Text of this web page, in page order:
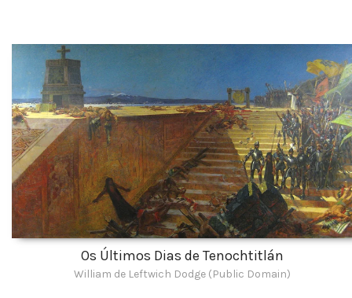
Os Últimos Dias de Tenochtitlán
William de Leftwich Dodge (Public Domain)